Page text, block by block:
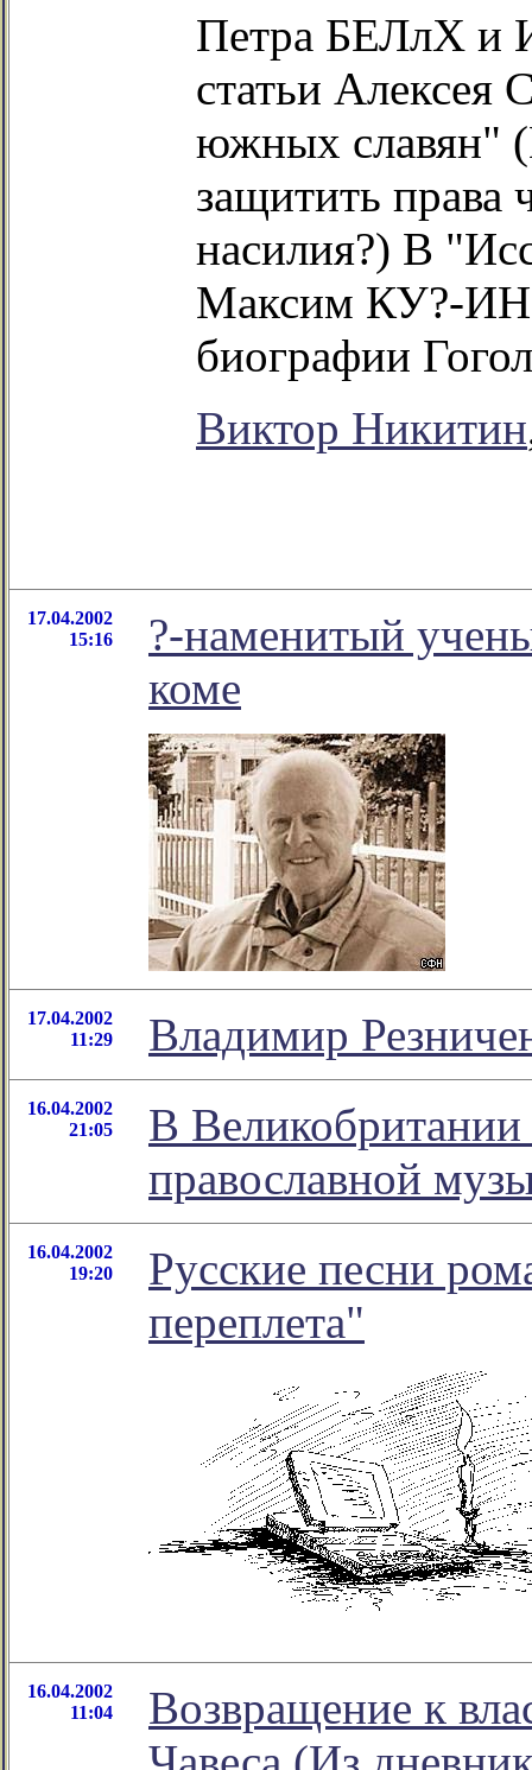
Петра БЕЛлХ
статьи
южных славян"
защитить права
насилия?) В
Максим КУ?-ИН
биографии
Виктор Никитин
17.04.2002
15:16
?-наменитый
коме
17.04.2002
11:29
Владимир
16.04.2002
21:05
В Великобритании
православной
16.04.2002
19:20
Русские песни
переплета"
16.04.2002
11:04
Возвращение к